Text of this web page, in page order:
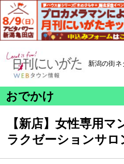
新潟の街ネ
おでかけ
【新店】女性専用マ
ラクゼーションサロ